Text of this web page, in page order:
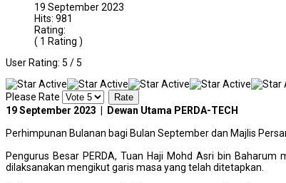
19 September 2023
Hits: 981
Rating:
( 1 Rating )
User Rating: 5 /5
Please Rate
19 September 2023 | Dewan Utama PERDA-TECH
Perhimpunan Bulanan bagi Bulan September dan Majlis
Pengurus Besar PERDA, Tuan Haji Mohd Asri bin
dilaksanakan mengikut garis masa yang telah ditetapkan.